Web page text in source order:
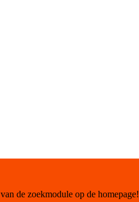
de zoekmodule op de homepage!